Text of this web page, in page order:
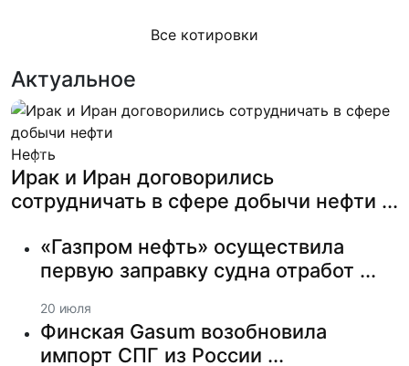
Все котировки
Актуальное
Нефть
Ирак и Иран договорились
сотрудничать в сфере добычи нефти ...
Previous
«Газпром нефть» осуществила
первую заправку судна отработ ...
20 июля
Финская Gasum возобновила
импорт СПГ из России ...